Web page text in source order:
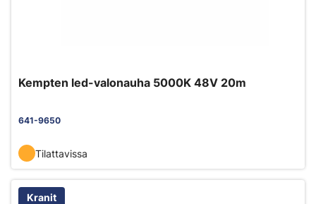
Kempten led-valonauha 5000K 48V 20m
641-9650
Tilattavissa
Kranit